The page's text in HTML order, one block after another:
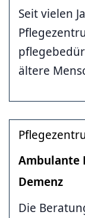
Seit vielen
ältere
Ambulante
Demenz
Die